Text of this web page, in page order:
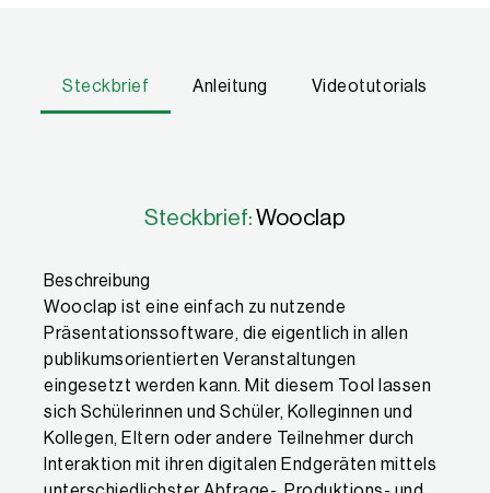
Steckbrief Anleitung Videotutorials
Steckbrief:Wooclap
Beschreibung
Wooclap ist eine einfach zu nutzende
Präsentationssoftware, die eigentlich in allen
publikumsorientierten Veranstaltungen
eingesetzt werden kann. Mit diesem Tool lassen
sich Schülerinnen und Schüler, Kolleginnen und
Kollegen, Eltern oder andere Teilnehmer durch
Interaktion mit ihren digitalen Endgeräten mittels
Eigenschaften